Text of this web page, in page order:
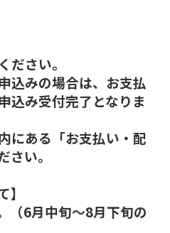
ださい。
込みの場合は、お支払
込み受付完了となりま
にある「お支払い・配
さい。
】
（6月中旬～8月下旬の